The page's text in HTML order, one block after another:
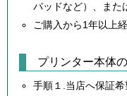
パッドなど）、また
ご購入から1年以上
プリンター本体
手順１.当店へ保証希